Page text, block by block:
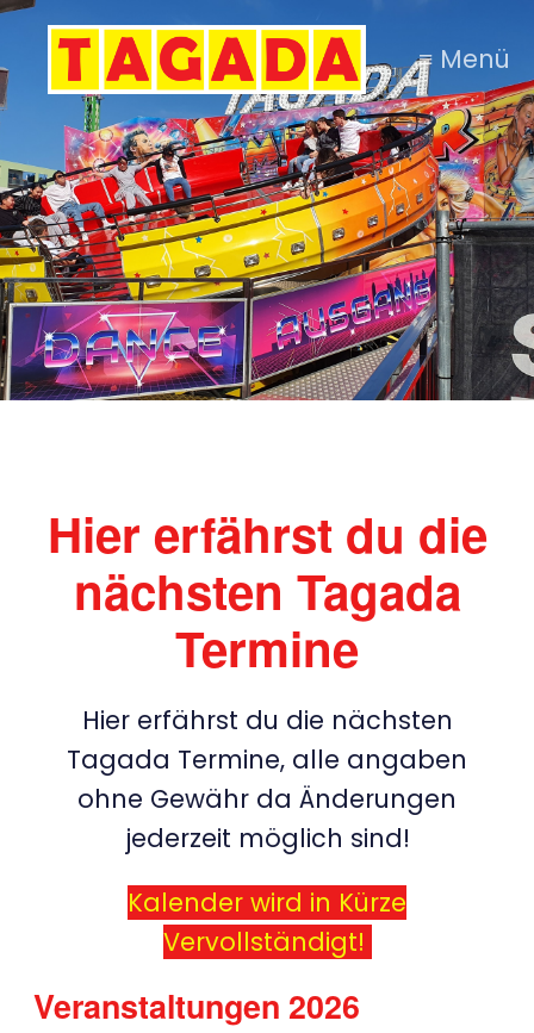
≡ Menü
Hier erfährst du die
nächsten Tagada
Termine
Hier erfährst du die nächsten
Tagada Termine, alle angaben
ohne Gewähr da Änderungen
jederzeit möglich sind!
Kalender wird in Kürze
Vervollständigt!
Veranstaltungen 2026